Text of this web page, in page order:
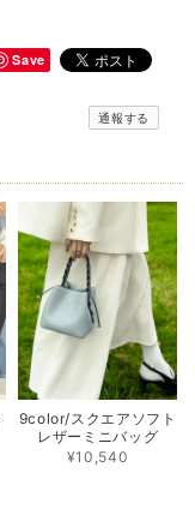
Save
通報する
9color/スクエアソフト
レザーミニバッグ
¥10,540